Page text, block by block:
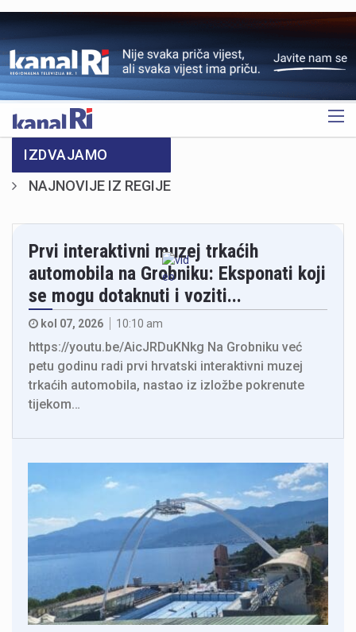
OGLAS
IZDVAJAMO
NAJNOVIJE IZ REGIJE
Prvi interaktivni muzej trkaćih
automobila na Grobniku: Eksponati koji
se mogu dotaknuti i voziti...
kol 07, 2026 10:10 am
https://youtu.be/AicJRDuKNkg Na Grobniku već
petu godinu radi prvi hrvatski interaktivni muzej
trkaćih automobila, nastao iz izložbe pokrenute
tijekom…